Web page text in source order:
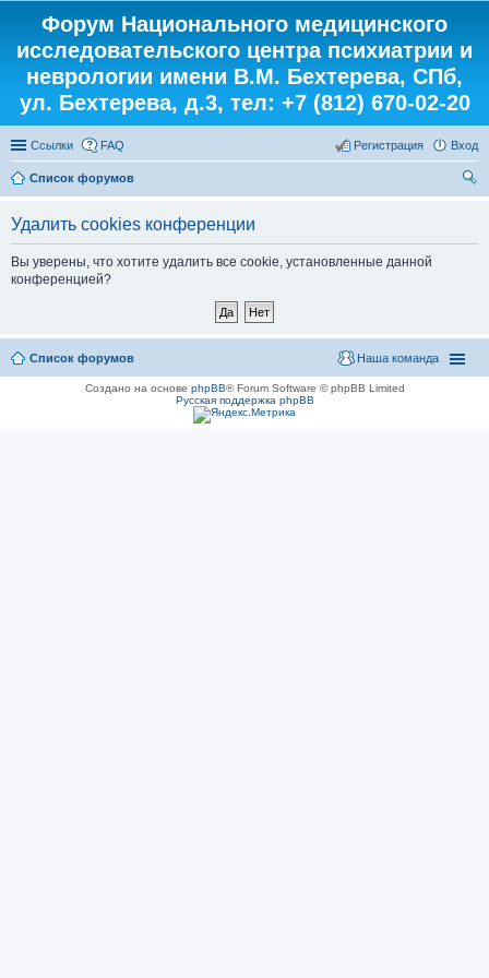
Форум Национального медицинского
исследовательского центра психиатрии и
неврологии имени В.М. Бехтерева, СПб,
ул. Бехтерева, д.3, тел: +7 (812) 670-02-20
Ссылки FAQ Вход
Регистрация
Список форумов
Удалить cookies конференции
Вы уверены, что хотите удалить все cookie, установленные данной
конференцией?
Список форумов Наша команда
Создано на основе phpBB® Forum Software © phpBB Limited
Русская поддержка phpBB